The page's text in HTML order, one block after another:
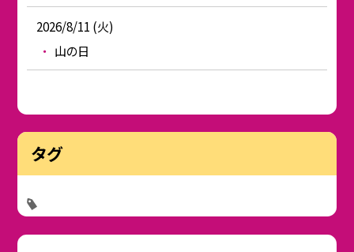
2026/8/11 (火)
山の日
タグ